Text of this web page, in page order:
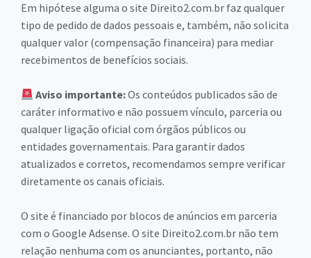
Em hipótese alguma o site Direito2.com.br faz qualquer
tipo de pedido de dados pessoais e, também, não solicita
qualquer valor (compensação financeira) para mediar
recebimentos de benefícios sociais.
Aviso importante:Os conteúdos publicados são de
caráter informativo e não possuem vínculo, parceria ou
qualquer ligação oficial com órgãos públicos ou
entidades governamentais. Para garantir dados
atualizados e corretos, recomendamos sempre verificar
diretamente os canais oficiais.
O site é financiado por blocos de anúncios em parceria
com o Google Adsense. O site Direito2.com.br não tem
relação nenhuma com os anunciantes, portanto, não